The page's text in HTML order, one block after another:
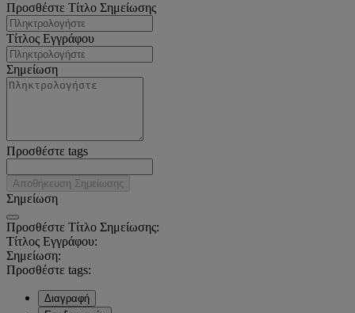
Προσθέστε Τίτλο Σημείωσης
Τίτλος Εγγράφου
Σημείωση
Προσθέστε tags
Αποθήκευση Σημείωσης
Σημείωση
Προσθέστε Τίτλο Σημείωσης:
Τίτλος Εγγράφου:
Σημείωση:
Προσθέστε tags:
Διαγραφή